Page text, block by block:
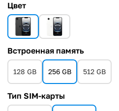
Цвет
Встроенная память
128 GB 256 GB 512 GB
Тип SIM-карты